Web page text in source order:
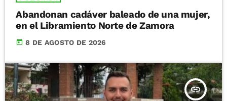
Abandonan cadáver baleado de una mujer,
en el Libramiento Norte de Zamora
today 8 DE AGOSTO DE 2026
insert_link